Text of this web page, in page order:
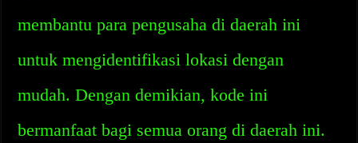
membantu para pengusaha di daerah ini
untuk mengidentifikasi lokasi dengan
mudah. Dengan demikian, kode ini
bermanfaat bagi semua orang di daerah ini.